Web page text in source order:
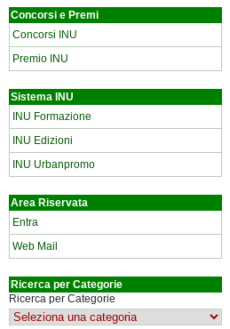
Concorsi e Premi
Concorsi INU
Premio INU
Sistema INU
INU Formazione
INU Edizioni
INU Urbanpromo
Area Riservata
Entra
Web Mail
Ricerca per Categorie
Ricerca per Categorie